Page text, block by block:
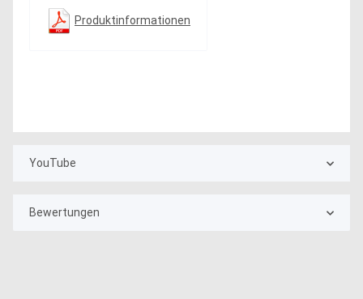
Produktinformationen
YouTube
Bewertungen